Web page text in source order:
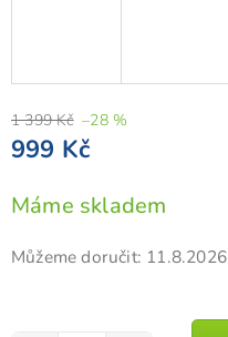
1 399 Kč –28 %
999 Kč
Měrná
cena:
Máme skladem
Můžeme doručit: 11.8.2026